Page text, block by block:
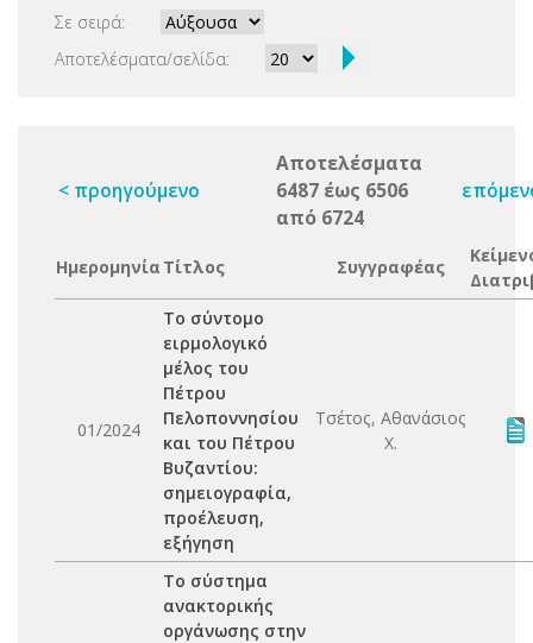
Σε σειρά:
Αποτελέσματα/σελίδα:
< προηγούμενο
Αποτελέσματα
6487 έως 6506
από 6724
Ημερομηνία Τίτλος Συγγραφέας
01/2024
Το σύντομο
ειρμολογικό
μέλος του
Πέτρου
Πελοποννησίου
και του Πέτρου
Βυζαντίου:
σημειογραφία,
προέλευση,
εξήγηση
Τσέτος, Αθανάσιος
Χ.
Το σύστημα
ανακτορικής
οργάνωσης στην